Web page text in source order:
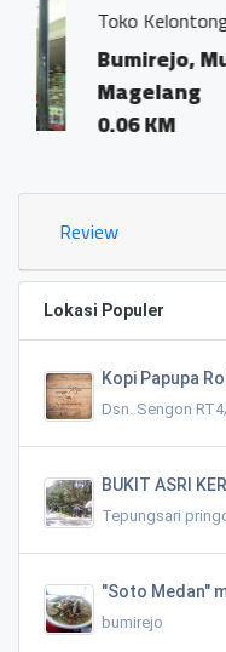
Jaya
Review
Lokasi Populer
Kopi Papupa
Dsn. Sengon
BUKIT ASRI
Tepungsari
"Soto Medan"
bumirejo